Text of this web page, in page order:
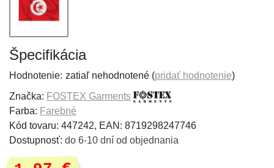
Špecifikácia
Hodnotenie: zatiaľ nehodnotené (pridať hodnotenie)
Značka: FOSTEX Garments
Farba: Farebné
Kód tovaru: 447242, EAN: 8719298247746
Dostupnosť: do 6-10 dní od objednania